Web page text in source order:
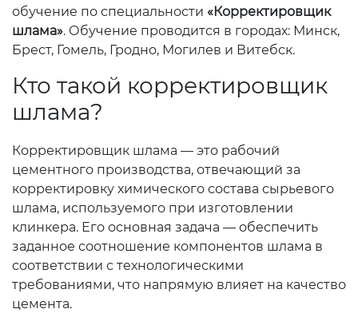
обучение по специальности «Корректировщик
шлама». Обучение проводится в городах: Минск,
Брест, Гомель, Гродно, Могилев и Витебск.
Кто такой корректировщик
шлама?
Корректировщик шлама — это рабочий
цементного производства, отвечающий за
корректировку химического состава сырьевого
шлама, используемого при изготовлении
клинкера. Его основная задача — обеспечить
заданное соотношение компонентов шлама в
соответствии с технологическими
требованиями, что напрямую влияет на качество
цемента.